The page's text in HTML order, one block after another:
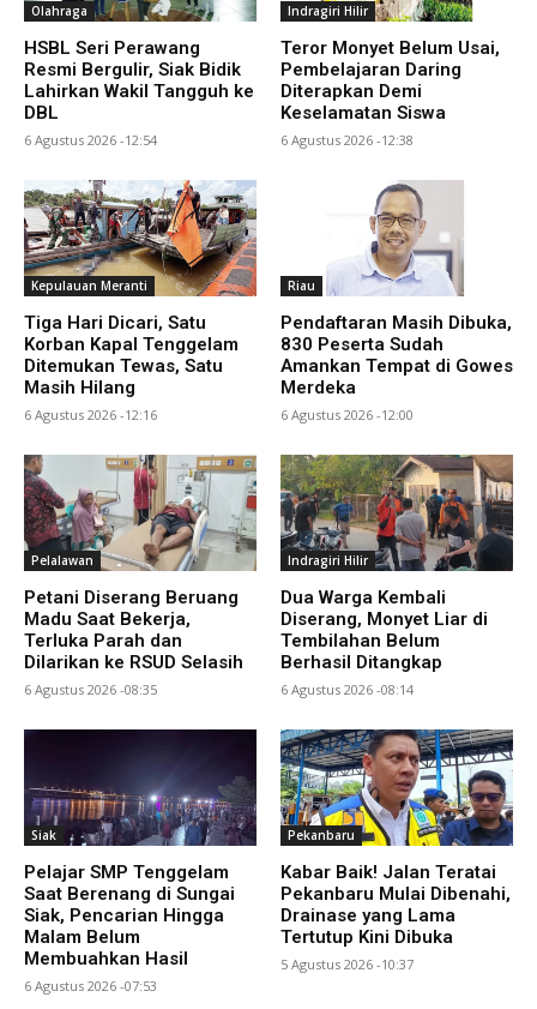
Olahraga
HSBL Seri Perawang
Resmi Bergulir, Siak Bidik
Lahirkan Wakil Tangguh ke
DBL
6 Agustus 2026 -12:54
Indragiri Hilir
Teror Monyet Belum Usai,
Pembelajaran Daring
Diterapkan Demi
Keselamatan Siswa
6 Agustus 2026 -12:38
Kepulauan Meranti
Tiga Hari Dicari, Satu
Korban Kapal Tenggelam
Ditemukan Tewas, Satu
Masih Hilang
6 Agustus 2026 -12:16
Riau
Pendaftaran Masih Dibuka,
830 Peserta Sudah
Amankan Tempat di Gowes
Merdeka
6 Agustus 2026 -12:00
Pelalawan
Petani Diserang Beruang
Madu Saat Bekerja,
Terluka Parah dan
Dilarikan ke RSUD Selasih
6 Agustus 2026 -08:35
Indragiri Hilir
Dua Warga Kembali
Diserang, Monyet Liar di
Tembilahan Belum
Berhasil Ditangkap
6 Agustus 2026 -08:14
Siak
Pelajar SMP Tenggelam
Saat Berenang di Sungai
Siak, Pencarian Hingga
Malam Belum
Membuahkan Hasil
6 Agustus 2026 -07:53
Pekanbaru
Kabar Baik! Jalan Teratai
Pekanbaru Mulai Dibenahi,
Drainase yang Lama
Tertutup Kini Dibuka
5 Agustus 2026 -10:37